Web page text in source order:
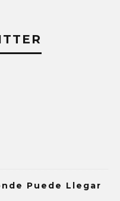
Puede Llegar